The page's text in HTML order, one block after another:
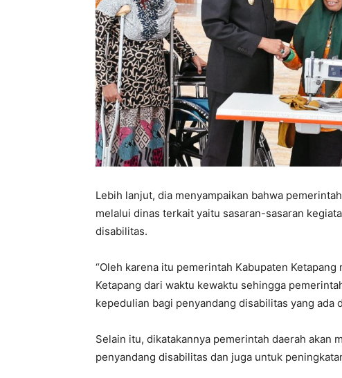
Lebih lanjut, dia menyampaikan bahwa
melalui dinas terkait yaitu sasaran-sasaran
disabilitas.
“Oleh karena itu pemerintah Kabupaten
Ketapang dari waktu kewaktu sehingga
kepedulian bagi penyandang disabilitas yang ada
Selain itu, dikatakannya pemerintah daerah akan
penyandang disabilitas dan juga untuk